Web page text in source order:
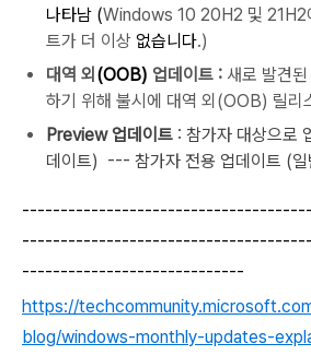
나타남 (Windows 10 20H2 및 21H2
트가 더 이상 없습니다.)
대역 외 (OOB) 업데이트 : 새로 발견
하기 위해 불시에 대역 외(OOB) 릴리
Preview 업데이트 : 참가자 대상으로
데이트) --- 참가자 전용 업데이트 (일
-----------------------------
https://
blog/windows-monthly-updates-